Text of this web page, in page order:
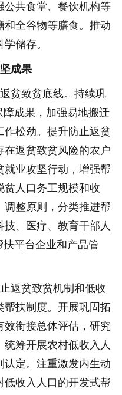
公共食堂、餐饮机构等
和全谷物等膳食。推动
储存。
成果
贫致贫底线。持续巩
障成果，加强易地搬迁
作松劲。提升防止返贫
返贫致贫风险的农户
业攻坚行动，增强帮
贫人口务工规模和收
调整原则，分类推进帮
、医疗、教育干部人
扶平台企业和产品管
返贫致贫机制和低收
帮扶制度。开展巩固拓
效衔接总体评估，研究
筹开展农村低收入人
认定。注重激发内生动
低收入人口的开发式帮